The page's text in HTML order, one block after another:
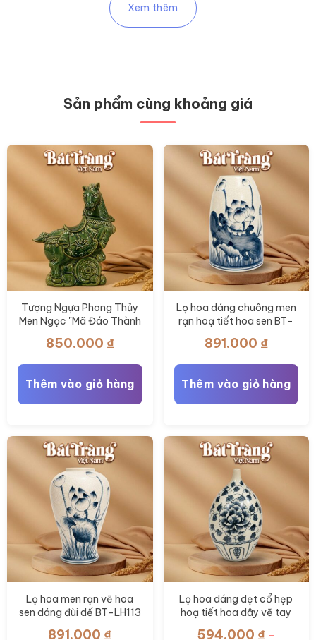
Xem thêm
Sản phẩm cùng khoảng giá
Tượng Ngựa Phong Thủy
Men Ngọc "Mã Đáo Thành
850.000 ₫
Thêm vào giỏ hàng
Lọ hoa dáng chuông men
rạn hoạ tiết hoa sen BT-
891.000 ₫
Thêm vào giỏ hàng
Lọ hoa men rạn vẽ hoa
sen dáng đùi dế BT-LH113
891.000 ₫
Lọ hoa dáng dẹt cổ hẹp
hoạ tiết hoa dây vẽ tay
594.000 ₫ –